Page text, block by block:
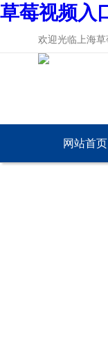
草莓视频入
欢迎光临上海草
网站首页